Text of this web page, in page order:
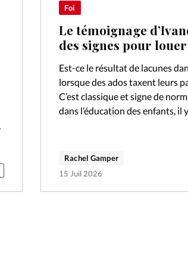
Foi
Le témoignage
des signes pour
Est-ce le résultat de lacunes
lorsque des ados taxent leurs
C’est classique et signe de
dans l’éducation des enfants, il
Rachel Gamper
15 Juil 2026